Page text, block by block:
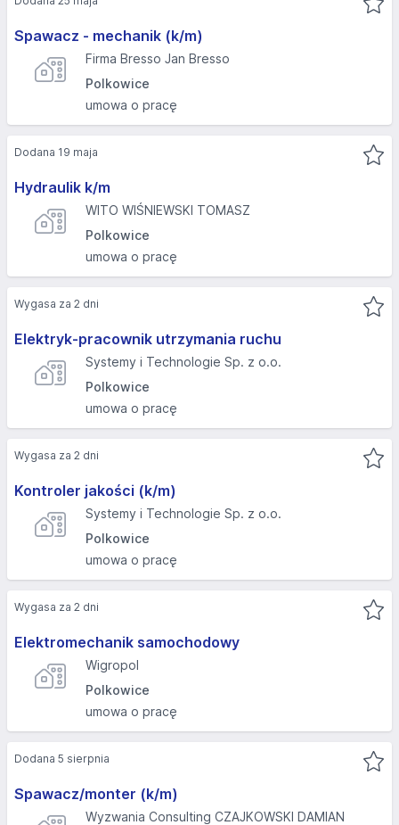
Spawacz - mechanik (k/m)
Firma Bresso Jan Bresso
Polkowice
umowa o pracę
Hydraulik k/m
WITO WIŚNIEWSKI TOMASZ
Polkowice
umowa o pracę
Dodana 19 maja
Elektryk-pracownik utrzymania ruchu
Systemy i Technologie Sp. z o.o.
Polkowice
umowa o pracę
Wygasa za 2 dni
Kontroler jakości (k/m)
Systemy i Technologie Sp. z o.o.
Polkowice
umowa o pracę
Wygasa za 2 dni
Elektromechanik samochodowy
Wigropol
Polkowice
umowa o pracę
Wygasa za 2 dni
Spawacz/monter (k/m)
Wyzwania Consulting CZAJKOWSKI DAMIAN
Dodana 5 sierpnia